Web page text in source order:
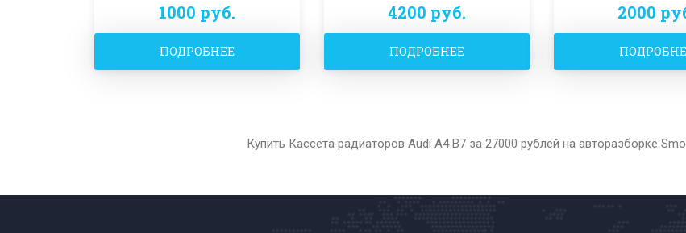
1000 руб.
ПОДРОБНЕЕ
4200 руб.
ПОДРОБНЕЕ
2000
Купить Кассета радиаторов Audi A4 B7 за 27000 рублей на авторазборке